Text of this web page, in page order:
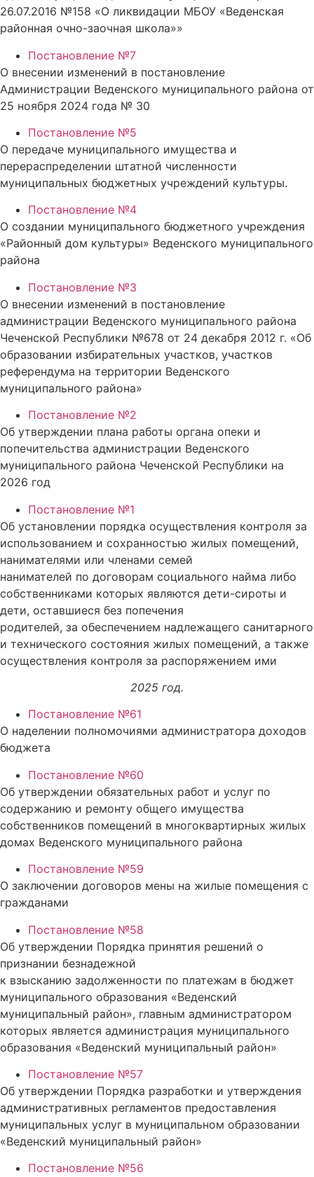
26.07.2016 №158 «О ликвидации МБОУ «Веденская
районная очно-заочная школа»»
Постановление №7
О внесении изменений в постановление
Администрации Веденского муниципального района от
25 ноября 2024 года № 30
Постановление №5
О передаче муниципального имущества и
перераспределении штатной численности
муниципальных бюджетных учреждений культуры.
Постановление №4
О создании муниципального бюджетного учреждения
«Районный дом культуры» Веденского муниципального
района
Постановление №3
О внесении изменений в постановление
администрации Веденского муниципального района
Чеченской Республики №678 от 24 декабря 2012 г. «Об
образовании избирательных участков, участков
референдума на территории Веденского
муниципального района»
Постановление №2
Об утверждении плана работы органа опеки и
попечительства администрации Веденского
муниципального района Чеченской Республики на
2026 год
Постановление №1
Об установлении порядка осуществления контроля за
использованием и сохранностью жилых помещений,
нанимателями или членами семей
нанимателей по договорам социального найма либо
собственниками которых являются дети-сироты и
дети, оставшиеся без попечения
родителей, за обеспечением надлежащего санитарного
и технического состояния жилых помещений, а также
осуществления контроля за распоряжением ими
2025 год.
Постановление №61
О наделении полномочиями администратора доходов
бюджета
Постановление №60
Об утверждении обязательных работ и услуг по
содержанию и ремонту общего имущества
собственников помещений в многоквартирных жилых
домах Веденского муниципального района
Постановление №59
О заключении договоров мены на жилые помещения с
гражданами
Постановление №58
Об утверждении Порядка принятия решений о
признании безнадежной
к взысканию задолженности по платежам в бюджет
муниципального образования «Веденский
муниципальный район», главным администратором
которых является администрация муниципального
образования «Веденский муниципальный район»
Постановление №57
Об утверждении Порядка разработки и утверждения
административных регламентов предоставления
муниципальных услуг в муниципальном образовании
«Веденский муниципальный район»
Постановление №56